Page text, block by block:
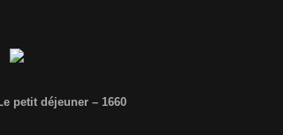
petit déjeuner – 1660